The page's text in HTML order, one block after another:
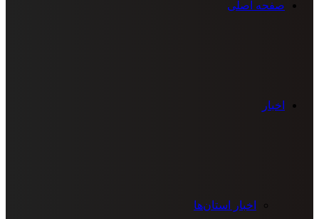
صفحه اصلی
اخبار
اخبار استان‌ها